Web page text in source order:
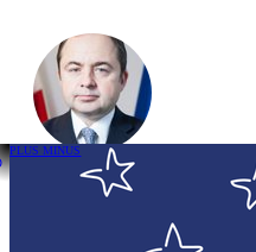
PLUS MINUS
Konrad
alternatywę i chęć